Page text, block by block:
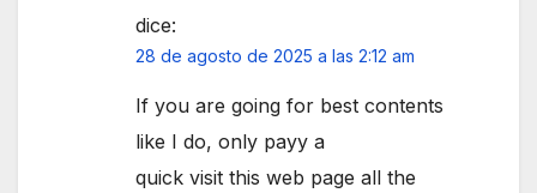
dice:
28 de agosto de 2025 a las 2:12 am
If you are going for best contents
like I do, only payy a
quick visit this web page all the